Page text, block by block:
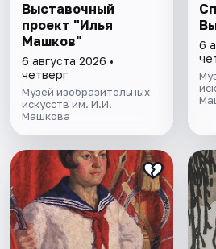
Выставочный
проект "Илья
Машков"
6 августа 2026 •
четверг
Музей изобразительных
искусств им. И.И.
Машкова
6